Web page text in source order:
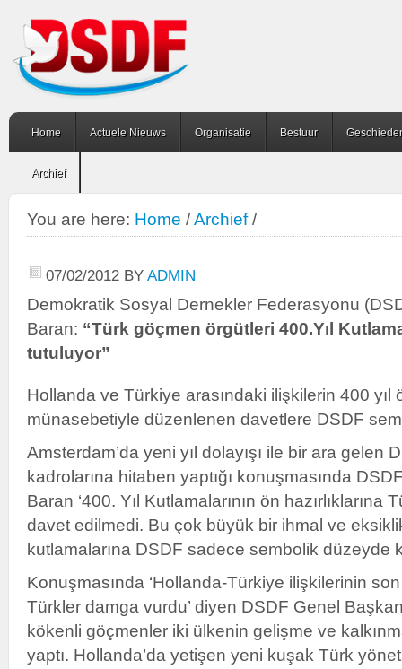
Home Actuele Nieuws Organisatie Bestuur
Archief
You are here: Home /Archief /
07/02/2012 BY ADMIN
Demokratik Sosyal Dernekler Federasyonu
Baran: “Türk göçmen örgütleri 400.Yıl
tutuluyor”
Hollanda ve Türkiye arasındaki ilişkilerin 400 yıl
münasebetiyle düzenlenen davetlere DSDF
Amsterdam’da yeni yıl dolayışı ile bir ara gelen
kadrolarına hitaben yaptığı konuşmasında
Baran ‘400. Yıl Kutlamalarının ön
davet edilmedi. Bu çok büyük bir ihmal ve
kutlamalarına DSDF sadece sembolik düzeyde
Konuşmasında ‘Hollanda-Türkiye ilişkilerinin
Türkler damga vurdu’ diyen DSDF Genel
kökenli göçmenler iki ülkenin gelişme ve
yaptı. Hollanda’da yetişen yeni kuşak Türk